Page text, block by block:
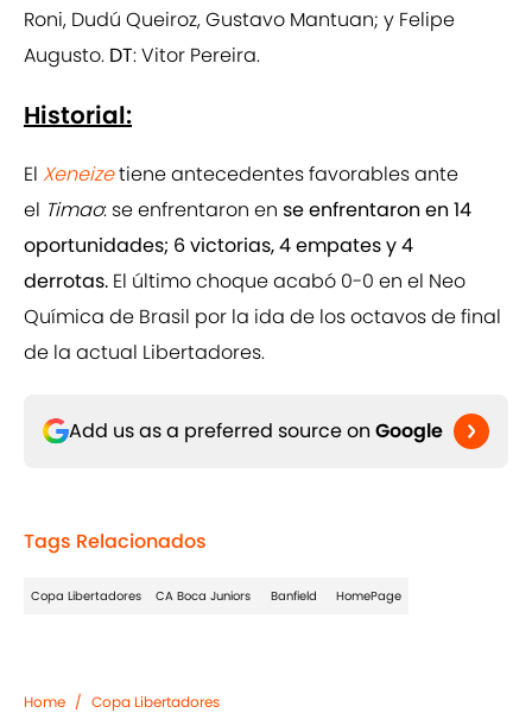
Roni, Dudú Queiroz, Gustavo Mantuan; y Felipe
Augusto. DT: Vitor Pereira.
Historial:
El Xeneizetiene antecedentes favorables ante
el Timao: se enfrentaron en se enfrentaron en 14
oportunidades; 6 victorias, 4 empates y 4
derrotas. El último choque acabó 0-0 en el Neo
Química de Brasil por la ida de los octavos de final
de la actual Libertadores.
Add us as a preferred source on Google
Tags Relacionados
Copa Libertadores CA Boca Juniors Banfield HomePage
Home / Copa Libertadores